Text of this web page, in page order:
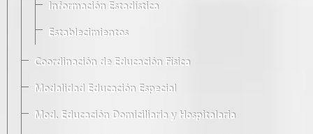
Información Estadística
Establecimientos
Coordinación de Educación Física
Modalidad Educación Especial
Mod. Educación Domiciliaria y Hospitalaria